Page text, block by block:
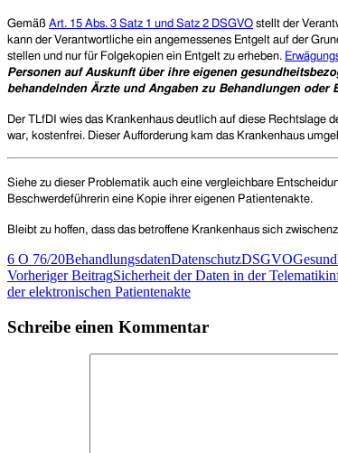
Gemäß Art. 15 Abs. 3 Satz 1 und Satz 2 DSGVO stellt der
kann der Verantwortliche ein angemessenes Entgelt auf der
stellen und nur für Folgekopien ein Entgelt zu erheben.
Personen auf Auskunft über ihre eigenen
behandelnden Ärzte und Angaben zu Behandlungen oder
Der TLfDI wies das Krankenhaus deutlich auf diese Rechtslage
war, kostenfrei. Dieser Aufforderung kam das Krankenhaus
Siehe zu dieser Problematik auch eine vergleichbare
Beschwerdeführerin eine Kopie ihrer eigenen Patientenakte.
Bleibt zu hoffen, dass das betroffene Krankenhaus sich
6 O 76/20BehandlungsdatenDatenschutzDSGVO
Beitragsnavigation
Vorheriger BeitragSicherheit der Daten in der
der elektronischen Patientenakte
Schreibe einen Kommentar